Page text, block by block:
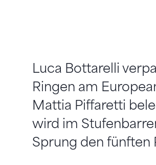
Luca Bottarelli
Ringen am
Mattia Piffaretti
wird im
Sprung den fünften